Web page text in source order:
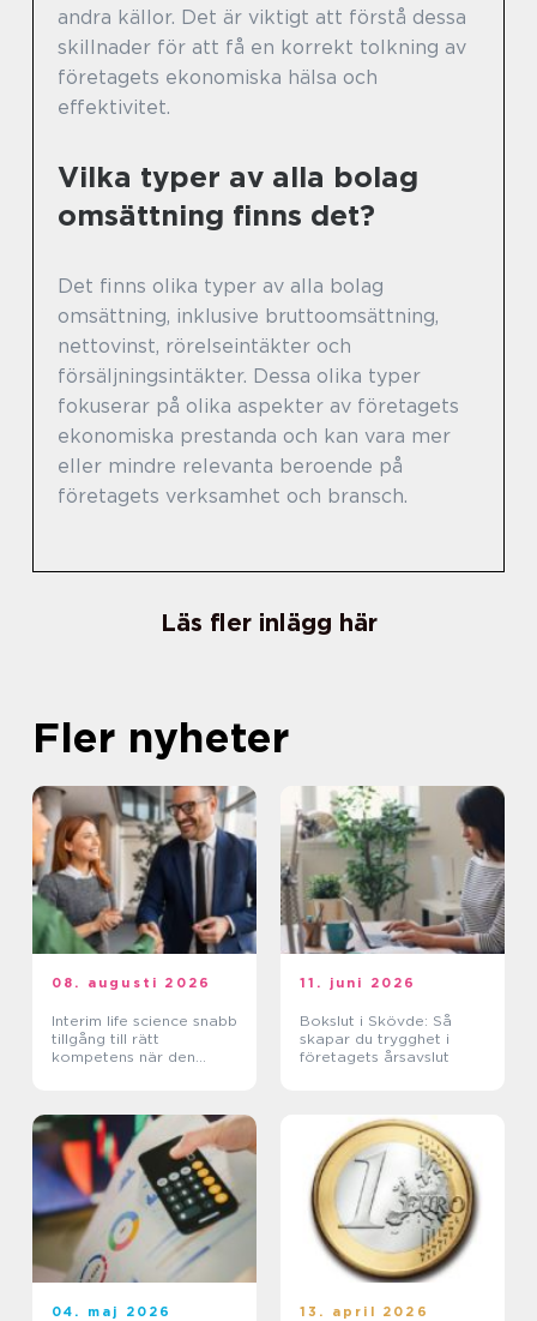
andra källor. Det är viktigt att förstå dessa
skillnader för att få en korrekt tolkning av
företagets ekonomiska hälsa och
effektivitet.
Vilka typer av alla bolag
omsättning finns det?
Det finns olika typer av alla bolag
omsättning, inklusive bruttoomsättning,
nettovinst, rörelseintäkter och
försäljningsintäkter. Dessa olika typer
fokuserar på olika aspekter av företagets
ekonomiska prestanda och kan vara mer
eller mindre relevanta beroende på
företagets verksamhet och bransch.
Läs fler inlägg här
Fler nyheter
08. augusti 2026
Interim life science snabb
tillgång till rätt
kompetens när den
11. juni 2026
Bokslut i Skövde: Så
skapar du trygghet i
företagets årsavslut
04. maj 2026 13. april 2026